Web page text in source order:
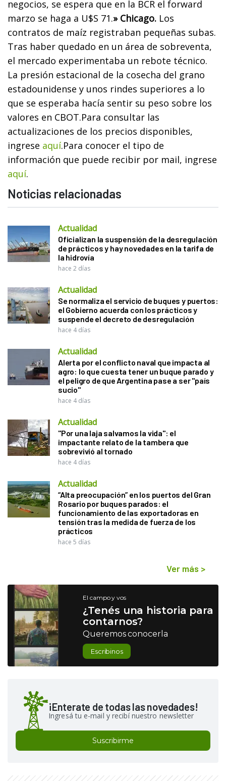
negocios, se espera que en la BCR el forward
marzo se haga a U$S 71.» Chicago. Los
contratos de maíz registraban pequeñas subas.
Tras haber quedado en un área de sobreventa,
el mercado experimentaba un rebote técnico.
La presión estacional de la cosecha del grano
estadounidense y unos rindes superiores a lo
que se esperaba hacía sentir su peso sobre los
valores en CBOT.Para consultar las
actualizaciones de los precios disponibles,
ingrese aquí.Para conocer el tipo de
información que puede recibir por mail, ingrese
aquí.
Noticias relacionadas
Actualidad
Oficializan la suspensión de la desregulación
de prácticos y hay novedades en la tarifa de
la hidrovía
hace 2 días
Actualidad
Se normaliza el servicio de buques y puertos:
el Gobierno acuerda con los prácticos y
suspende el decreto de desregulación
hace 4 días
Actualidad
Alerta por el conflicto naval que impacta al
agro: lo que cuesta tener un buque parado y
el peligro de que Argentina pase a ser "país
sucio"
hace 4 días
Actualidad
"Por una laja salvamos la vida": el
impactante relato de la tambera que
sobrevivió al tornado
hace 4 días
Actualidad
“Alta preocupación” en los puertos del Gran
Rosario por buques parados: el
funcionamiento de las exportadoras en
tensión tras la medida de fuerza de los
prácticos
hace 5 días
Ver más >
El campo y vos
¿Tenés una historia para
contarnos?
Queremos conocerla
Escribinos
¡Enterate de todas las novedades!
Ingresá tu e-mail y recibí nuestro newsletter
Suscribirme